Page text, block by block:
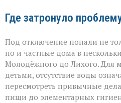
Где затронуло
Под отключение попали не
но и частные дома в
Молодёжного до Лихого. Для
детьми, отсутствие воды
пересмотреть привычные
пищи до элементарных